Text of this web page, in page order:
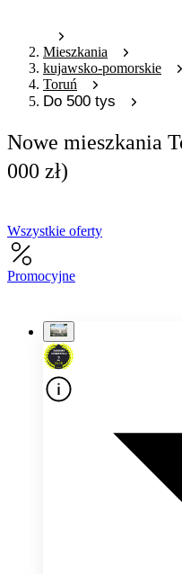
Mieszkania
kujawsko-pomorskie
Toruń
Do 500 tys
Nowe mieszkania
000 zł)
Wszystkie oferty
Promocyjne